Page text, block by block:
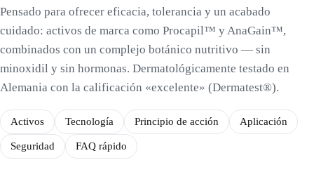
Pensado para ofrecer eficacia, tolerancia y un acabado
cuidado: activos de marca como Procapil™ y AnaGain™,
combinados con un complejo botánico nutritivo — sin
minoxidil y sin hormonas. Dermatológicamente testado en
Alemania con la calificación «excelente» (Dermatest®).
Activos Tecnología Principio de acción Aplicación
Seguridad FAQ rápido